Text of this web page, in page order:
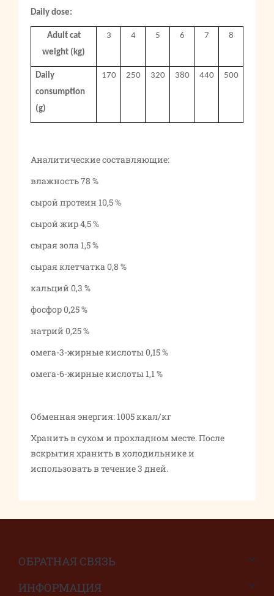
Daily dose:
Adult cat
weight (kg)
3 4 5 6 7 8
Daily
consumption
(g)
170 250 320 380 440 500
Аналитические составляющие:
влажность 78 %
сырой протеин 10,5 %
сырой жир 4,5 %
сырая зола 1,5 %
сырая клетчатка 0,8 %
кальций 0,3 %
фосфор 0,25 %
натрий 0,25 %
омега-3-жирные кислоты 0,15 %
омега-6-жирные кислоты 1,1 %
Обменная энергия: 1005 ккал/кг
Хранить в сухом и прохладном месте. После
вскрытия хранить в холодильнике и
использовать в течение 3 дней.
ОБРАТНАЯ СВЯЗЬ
ИНФОРМАЦИЯ